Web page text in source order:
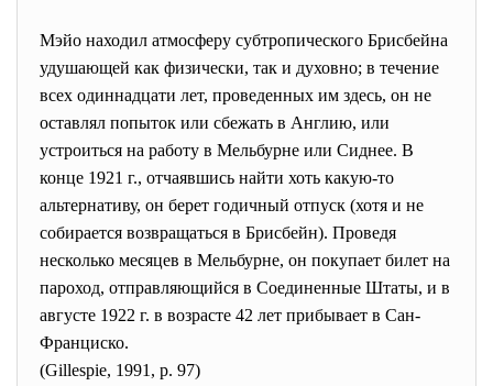
Мэйо находил атмосферу субтропического Брисбейна
удушающей как физически, так и духовно; в течение
всех одиннадцати лет, проведенных им здесь, он не
оставлял попыток или сбежать в Англию, или
устроиться на работу в Мельбурне или Сиднее. В
конце 1921 г., отчаявшись найти хоть какую-то
альтернативу, он берет годичный отпуск (хотя и не
собирается возвращаться в Брисбейн). Проведя
несколько месяцев в Мельбурне, он покупает билет на
пароход, отправляющийся в Соединенные Штаты, и в
августе 1922 г. в возрасте 42 лет прибывает в Сан-
Франциско.
(Gillespie, 1991, р. 97)